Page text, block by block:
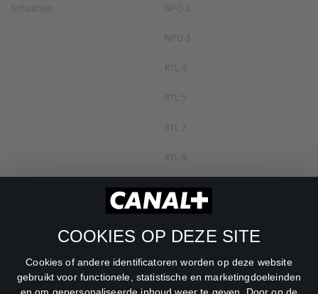
COOKIES OP DEZE SITE
Cookies of andere identificatoren worden op deze website
gebruikt voor functionele, statistische en marketingdoeleinden
Schaatsen
NPO 2
NPO 3
RTL 4
RTL 5
RTL 7
RTL 8
RTL Z
SBS6
Net5
Veronica